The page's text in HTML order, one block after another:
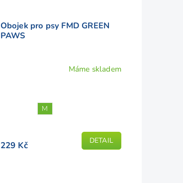
Obojek pro psy FMD GREEN
PAWS
Máme skladem
229 Kč DETAIL
M